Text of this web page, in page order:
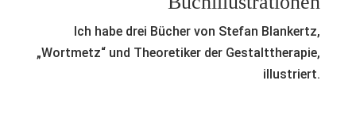
Ich habe drei Bücher von Stefan Blankertz,
„Wortmetz“ und Theoretiker der Gestalttherapie,
illustriert.